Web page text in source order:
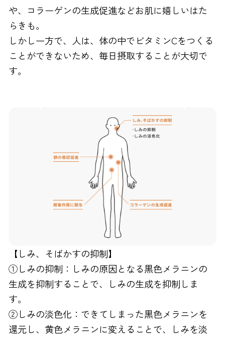
や、コラーゲンの生成促進などお肌に嬉しいはた
らきも。
しかし一方で、人は、体の中でビタミンCをつくる
ことができないため、毎日摂取することが大切で
す。
【しみ、そばかすの抑制】
①しみの抑制：しみの原因となる黒色メラニンの
生成を抑制することで、しみの生成を抑制しま
す。
②しみの淡色化：できてしまった黒色メラニンを
還元し、黄色メラニンに変えることで、しみを淡